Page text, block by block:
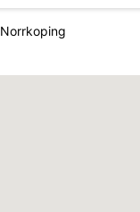
Norrkoping